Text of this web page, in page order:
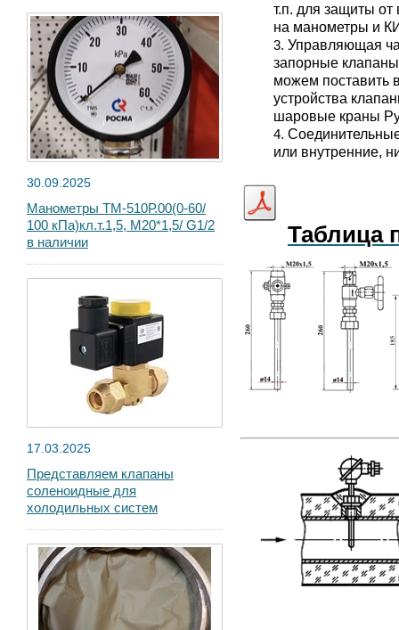
30.09.2025
Манометры ТМ-510Р.00(0-60/
100 кПа)кл.т.1,5, М20*1,5/ G1/2
в наличии
17.03.2025
Представляем клапаны
соленоидные для
холодильных систем
т.п. для защиты
на манометры и
Управляющая
запорные
можем поставить
устройства
шаровые краны
или внутренние,
Таблица